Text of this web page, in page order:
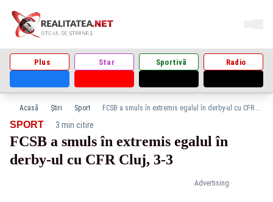
Plus Star Sportivă Radio
Acasă Știri Sport FCSB a smuls în extremis egalul în derby-ul cu CFR Cluj, 3-3
Advertising
SPORT· 3 min citire
FCSB a smuls în extremis egalul în
derby-ul cu CFR Cluj, 3-3